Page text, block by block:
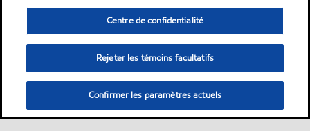
Centre de confidentialité
Rejeter les témoins facultatifs
Confirmer les paramètres actuels